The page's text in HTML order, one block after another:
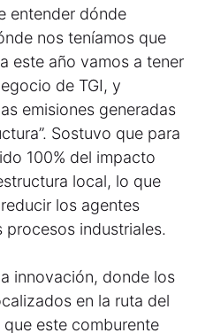
entender dónde
nos teníamos que
este año vamos a tener
de TGI, y
emisiones generadas
Sostuvo que para
100% del impacto
local, lo que
los agentes
procesos industriales.
innovación, donde los
en la ruta del
este comburente